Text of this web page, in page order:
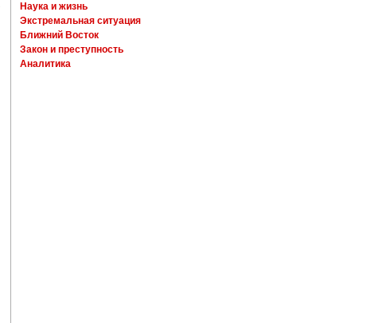
Наука и жизнь
Экстремальная ситуация
Ближний Восток
Закон и преступность
Аналитика